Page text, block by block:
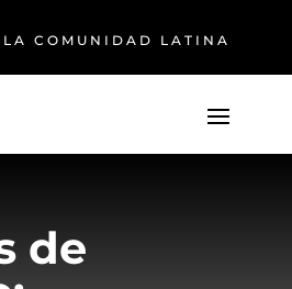
COMUNIDAD LATINA
de